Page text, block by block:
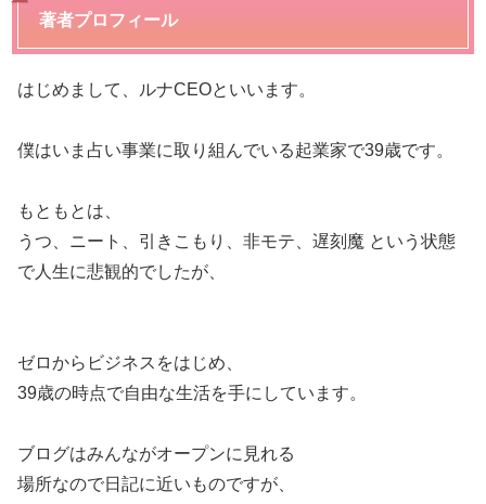
著者プロフィール
はじめまして、ルナCEOといいます。
僕はいま占い事業に取り組んでいる起業家で39歳です。
もともとは、
うつ、ニート、引きこもり、非モテ、遅刻魔 という状態
で人生に悲観的でしたが、
ゼロからビジネスをはじめ、
39歳の時点で自由な生活を手にしています。
ブログはみんながオープンに見れる
場所なので日記に近いものですが、